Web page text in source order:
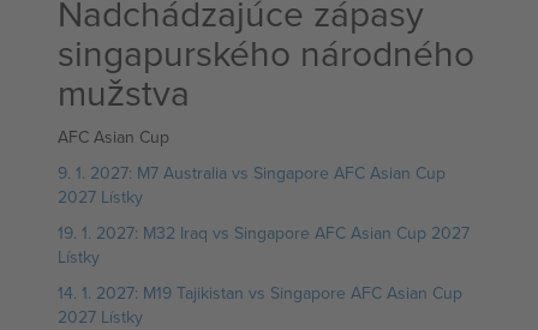
Nadchádzajúce zápasy
singapurského národného
mužstva
AFC Asian Cup
9. 1. 2027: M7 Australia vs Singapore AFC Asian Cup
2027 Lístky
19. 1. 2027: M32 Iraq vs Singapore AFC Asian Cup 2027
Lístky
14. 1. 2027: M19 Tajikistan vs Singapore AFC Asian Cup
2027 Lístky